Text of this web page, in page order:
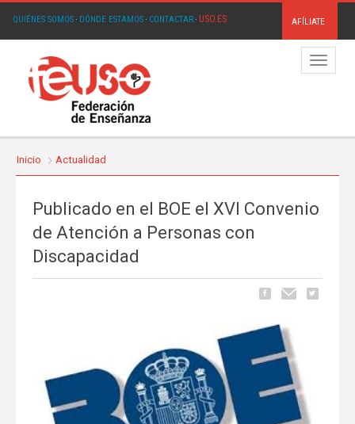
QUIÉNES SOMOS· DÓNDE ESTAMOS· CONTACTAR· USO.ES AFÍLIATE
Menú
Inicio Actualidad
Publicado en el BOE el XVI Convenio
de Atención a Personas con
Discapacidad